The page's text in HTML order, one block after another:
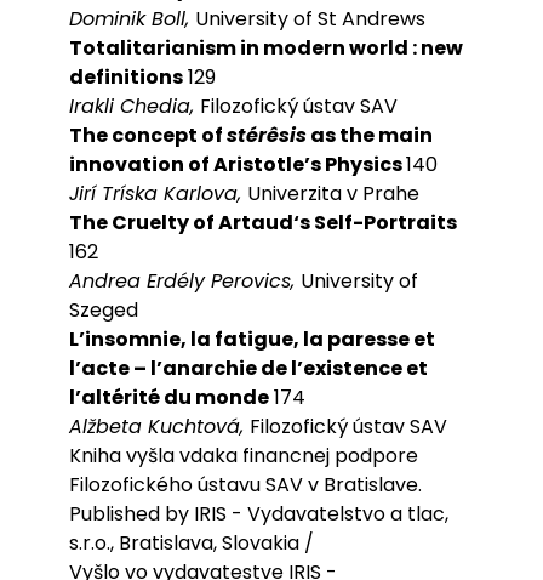
Dominik Boll, University of St Andrews
Totalitarianism in modern world : new
definitions129
Irakli Chedia, Filozofický ústav SAV
The concept ofstérêsisas the main
innovation of Aristotle’s Physics140
Jirí Tríska Karlova, Univerzita v Prahe
The Cruelty of Artaud‘s Self-Portraits
162
Andrea Erdély Perovics, University of
Szeged
L’insomnie, la fatigue, la paresse et
l’acte – l’anarchie de l’existence et
l’altérité du monde174
Alžbeta Kuchtová, Filozofický ústav SAV
Kniha vyšla vdaka financnej podpore
Filozofického ústavu SAV v Bratislave.
Published by IRIS - Vydavatelstvo a tlac,
s.r.o., Bratislava, Slovakia /
Vyšlo vo vydavatestve IRIS -